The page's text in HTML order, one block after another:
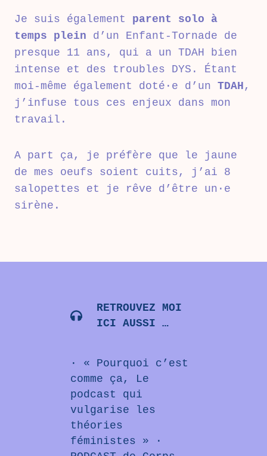
Je suis également parent solo à
temps plein d’un Enfant-Tornade de
presque 11 ans, qui a un TDAH bien
intense et des troubles DYS. Étant
moi-même également doté·e d’un TDAH ,
j’infuse tous ces enjeux dans mon
travail.
A part ça, je préfère que le jaune
de mes oeufs soient cuits, j’ai 8
salopettes et je rêve d’être un·e
sirène.
RETROUVEZ MOI
ICI AUSSI …
· « Pourquoi c’est
comme ça, Le
podcast qui
vulgarise les
théories
féministes » ·